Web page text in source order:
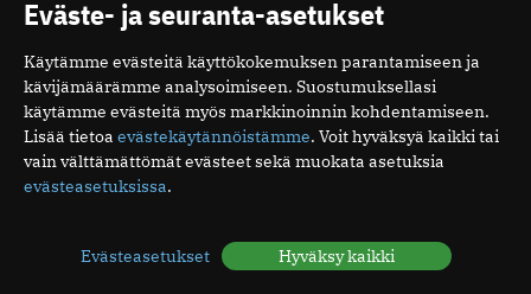
vaaraton vaiva
TERVEYDENHUOLTO
Yli 80 prosenttia sähköpotkulautailun aiheuttamista
03.07.2026 10:39
Eväste- ja seuranta-asetukset
Käytämme evästeitä käyttökokemuksen parantamiseen ja
kävijämäärämme analysoimiseen. Suostumuksellasi
käytämme evästeitä myös markkinoinnin kohdentamiseen.
Lisää tietoa evästekäytännöistämme. Voit hyväksyä kaikki tai
vain välttämättömät evästeet sekä muokata asetuksia
evästeasetuksissa.
Evästeasetukset Hyväksy kaikki